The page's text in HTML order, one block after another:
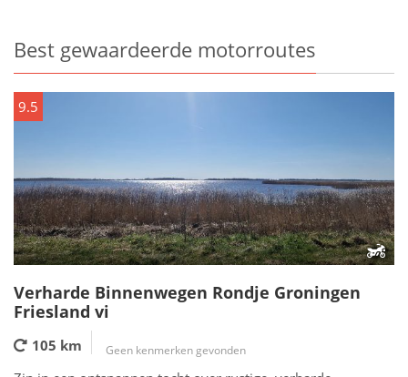
Best gewaardeerde motorroutes
9.5
Verharde Binnenwegen Rondje Groningen
Friesland vi
105 km Geen kenmerken gevonden